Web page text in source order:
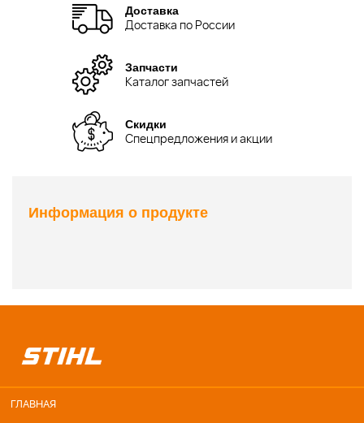
Доставка
Доставка по России
Запчасти
Каталог запчастей
Скидки
Спецпредложения и акции
Информация о продукте
ГЛАВНАЯ